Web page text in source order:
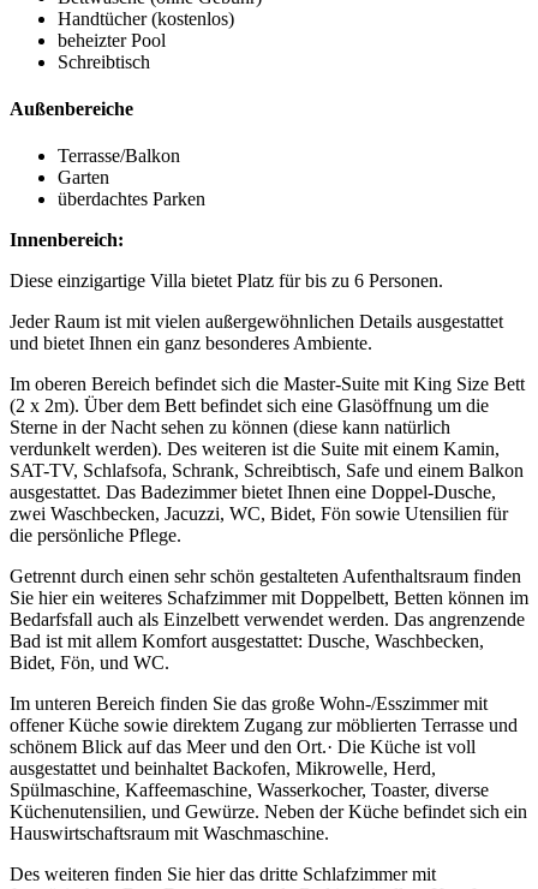
Handtücher (kostenlos)
beheizter Pool
Schreibtisch
Außenbereiche
Terrasse/Balkon
Garten
überdachtes Parken
Innenbereich:
Diese einzigartige Villa bietet Platz für bis zu 6 Personen.
Jeder Raum ist mit vielen außergewöhnlichen Details ausgestattet
und bietet Ihnen ein ganz besonderes Ambiente.
Im oberen Bereich befindet sich die Master-Suite mit King Size Bett
(2 x 2m). Über dem Bett befindet sich eine Glasöffnung um die
Sterne in der Nacht sehen zu können (diese kann natürlich
verdunkelt werden). Des weiteren ist die Suite mit einem Kamin,
SAT-TV, Schlafsofa, Schrank, Schreibtisch, Safe und einem Balkon
ausgestattet. Das Badezimmer bietet Ihnen eine Doppel-Dusche,
zwei Waschbecken, Jacuzzi, WC, Bidet, Fön sowie Utensilien für
die persönliche Pflege.
Getrennt durch einen sehr schön gestalteten Aufenthaltsraum finden
Sie hier ein weiteres Schafzimmer mit Doppelbett, Betten können im
Bedarfsfall auch als Einzelbett verwendet werden. Das angrenzende
Bad ist mit allem Komfort ausgestattet: Dusche, Waschbecken,
Bidet, Fön, und WC.
Im unteren Bereich finden Sie das große Wohn-/Esszimmer mit
offener Küche sowie direktem Zugang zur möblierten Terrasse und
schönem Blick auf das Meer und den Ort.· Die Küche ist voll
ausgestattet und beinhaltet Backofen, Mikrowelle, Herd,
Spülmaschine, Kaffeemaschine, Wasserkocher, Toaster, diverse
Küchenutensilien, und Gewürze. Neben der Küche befindet sich ein
Hauswirtschaftsraum mit Waschmaschine.
Des weiteren finden Sie hier das dritte Schlafzimmer mit